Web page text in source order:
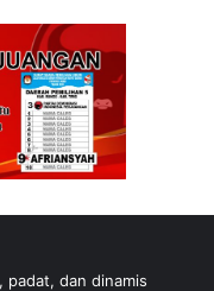
padat, dan dinamis